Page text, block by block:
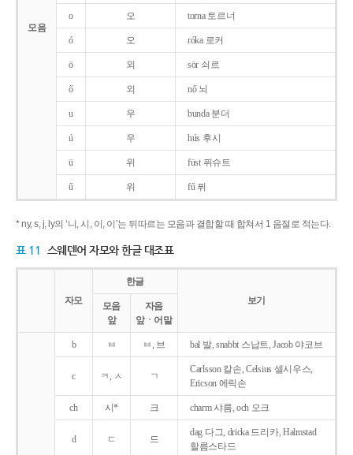
모음
o 오 torna 토르너
ó 오 róka 로커
ö 외 sör 쇠르
ő 외 nő 뇌
u 우 bunda 분더
ú 우 hús 후시
ü 위 füst 퓌슈트
ű 위 fű 퓌
* ny, s, j, ly의 ‘니, 시, 이, 이’는 뒤따르는 모음과 결합할 때 합쳐서 1 음절로 적는다.
표 11 스웨덴어 자모와 한글 대조표
자모
한글
보기
모음
앞
자음
앞ㆍ어말
b ㅂ ㅂ, 브 bal 발, snabbt 스납트, Jacob 야코브
c ㅋ, ㅅ ㄱ
Carlsson 칼손, Celsius 셀시우스,
Ericson 에릭손
ch 시* 크 charm 샤름, och 오크
d ㄷ 드
dag 다그, dricka 드리카, Halmstad
할름스타드